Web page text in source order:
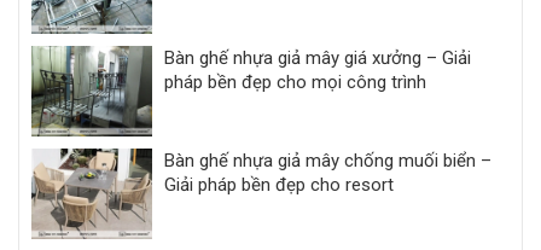
Bàn ghế nhựa giả mây giá xưởng – Giải
pháp bền đẹp cho mọi công trình
Bàn ghế nhựa giả mây chống muối biển –
Giải pháp bền đẹp cho resort